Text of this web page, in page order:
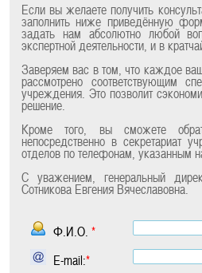
Если вы желаете получить
заполнить ниже приведённую
задать нам абсолютно любой
экспертной деятельности, и в
Заверяем вас в том, что каждое
рассмотрено соответствующим
учреждения. Это позволит
решение.
Кроме того, вы сможете
непосредственно в секретариат
отделов по телефонам, указанным
С уважением, генеральный
Сотникова Евгения Вячеславовна.
Ф.И.О. *
E-mail:*